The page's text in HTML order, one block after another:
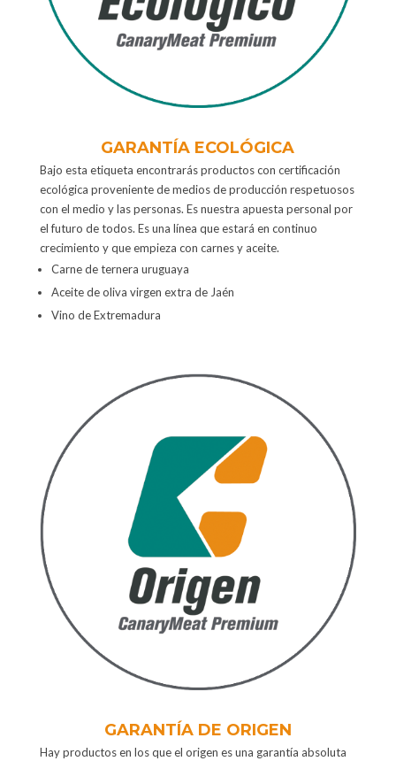
GARANTÍA ECOLÓGICA
Bajo esta etiqueta encontrarás productos con certificación
ecológica proveniente de medios de producción respetuosos
con el medio y las personas. Es nuestra apuesta personal por
el futuro de todos. Es una línea que estará en continuo
crecimiento y que empieza con carnes y aceite.
Carne de ternera uruguaya
Aceite de oliva virgen extra de Jaén
Vino de Extremadura
GARANTÍA DE ORIGEN
Hay productos en los que el origen es una garantía absoluta